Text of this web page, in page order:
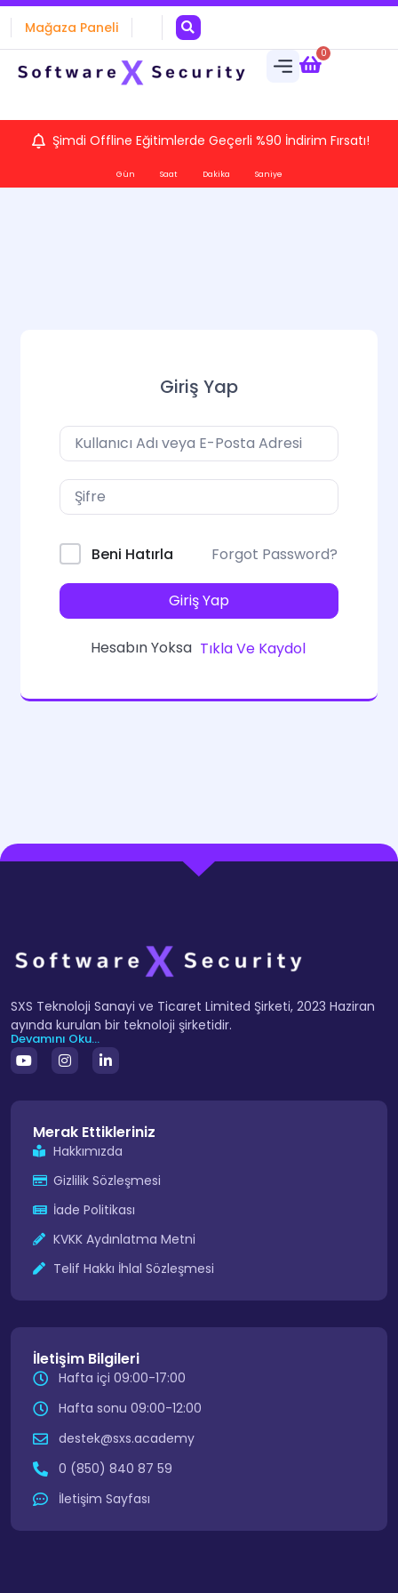
Mağaza Paneli
0
Şimdi Offline Eğitimlerde Geçerli %90 İndirim Fırsatı!
Gün Saat Dakika Saniye
Giriş Yap
Beni Hatırla Forgot Password?
Giriş Yap
Hesabın Yoksa Tıkla Ve Kaydol
SXS Teknoloji Sanayi ve Ticaret Limited Şirketi, 2023 Haziran
ayında kurulan bir teknoloji şirketidir.
Devamını Oku...
Merak Ettikleriniz
Hakkımızda
Gizlilik Sözleşmesi
İade Politikası
KVKK Aydınlatma Metni
Telif Hakkı İhlal Sözleşmesi
İletişim Bilgileri
Hafta içi 09:00-17:00
Hafta sonu 09:00-12:00
destek@sxs.academy
0 (850) 840 87 59
İletişim Sayfası